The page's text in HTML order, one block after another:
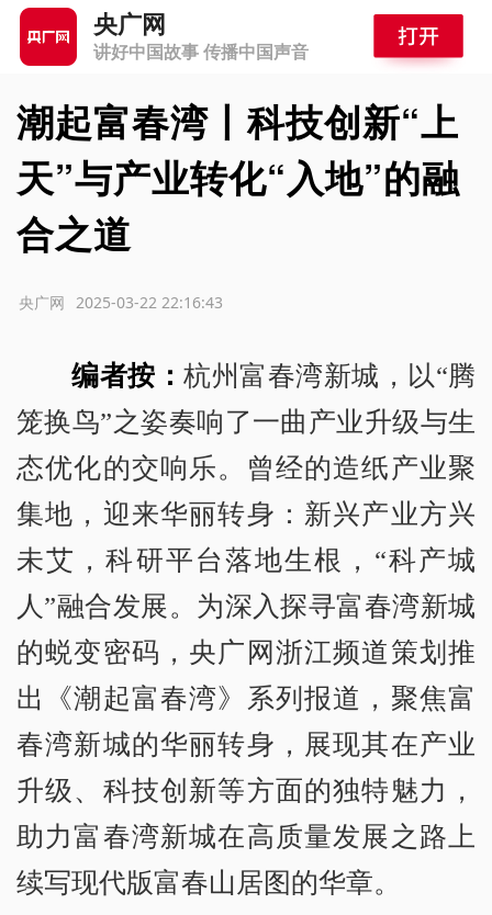
央广网
讲好中国故事 传播中国声音
潮起富春湾丨科技创新“上
天”与产业转化“入地”的融
合之道
2025-03-22 22:16:43
央广网
编者按：杭州富春湾新城，以“腾
笼换鸟”之姿奏响了一曲产业升级与生
态优化的交响乐。曾经的造纸产业聚
集地，迎来华丽转身：新兴产业方兴
未艾，科研平台落地生根，“科产城
人”融合发展。为深入探寻富春湾新城
的蜕变密码，央广网浙江频道策划推
出《潮起富春湾》系列报道，聚焦富
春湾新城的华丽转身，展现其在产业
升级、科技创新等方面的独特魅力，
助力富春湾新城在高质量发展之路上
续写现代版富春山居图的华章。